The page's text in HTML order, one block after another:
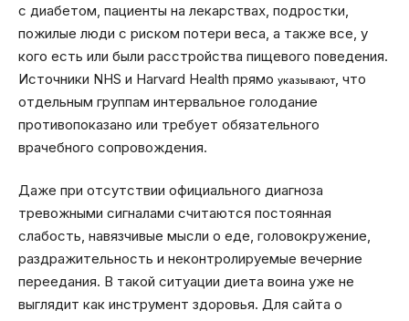
с диабетом, пациенты на лекарствах, подростки,
пожилые люди с риском потери веса, а также все, у
кого есть или были расстройства пищевого поведения.
Источники NHS и Harvard Health прямо указывают, что
отдельным группам интервальное голодание
противопоказано или требует обязательного
врачебного сопровождения.
Даже при отсутствии официального диагноза
тревожными сигналами считаются постоянная
слабость, навязчивые мысли о еде, головокружение,
раздражительность и неконтролируемые вечерние
переедания. В такой ситуации диета воина уже не
выглядит как инструмент здоровья. Для сайта о